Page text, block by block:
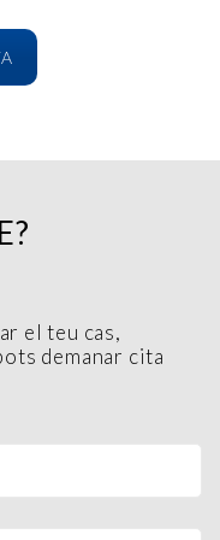
el teu cas,
demanar cita